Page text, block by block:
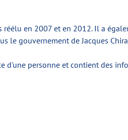
en 2007 et en 2012. Il a
le gouvernement de Jacques
d'une personne et contient des